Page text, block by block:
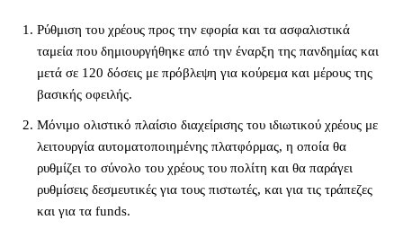
Ρύθμιση του χρέους προς την εφορία και τα ασφαλιστικά
ταμεία που δημιουργήθηκε από την έναρξη της πανδημίας και
μετά σε 120 δόσεις με πρόβλεψη για κούρεμα και μέρους της
βασικής οφειλής.
Μόνιμο ολιστικό πλαίσιο διαχείρισης του ιδιωτικού χρέους με
λειτουργία αυτοματοποιημένης πλατφόρμας, η οποία θα
ρυθμίζει το σύνολο του χρέους του πολίτη και θα παράγει
ρυθμίσεις δεσμευτικές για τους πιστωτές, και για τις τράπεζες
και για τα funds.